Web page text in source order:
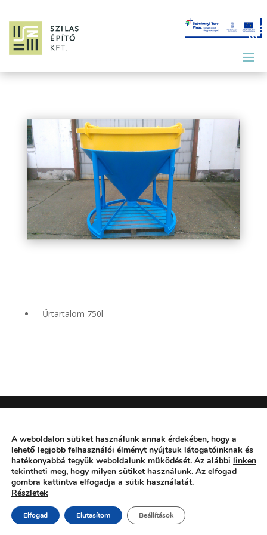
– Űrtartalom 750l
A weboldalon sütiket használunk annak érdekében, hogy a
lehető legjobb felhasználói élményt nyújtsuk látogatóinknak és
hatékonyabbá tegyük weboldalunk működését. Az alábbi linken
tekintheti meg, hogy milyen sütiket használunk. Az elfogad
gombra kattintva elfogadja a sütik használatát.
Részletek
Elfogad Elutasítom Beállítások